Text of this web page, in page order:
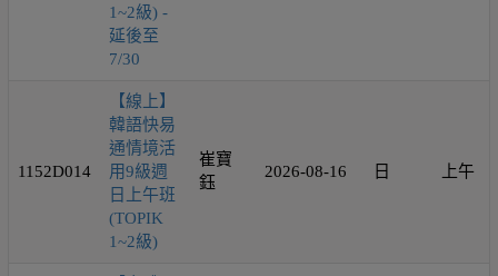
1~2級) -
延後至
7/30
1152D014
【線上】
韓語快易
通情境活
用9級週
日上午班
(TOPIK
1~2級)
崔寶
鈺
2026-08-16 日 上午